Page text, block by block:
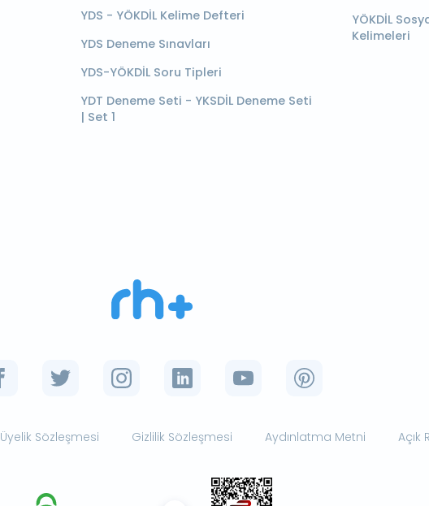
YDS - YÖKDİL Kelime Defteri
YDS Deneme Sınavları
YDS-YÖKDİL Soru Tipleri
YDT Deneme Seti - YKSDİL Deneme Seti
| Set 1
YÖKDİL
Kelimeleri
Üyelik Sözleşmesi Gizlilik Sözleşmesi Aydınlatma Metni Açık